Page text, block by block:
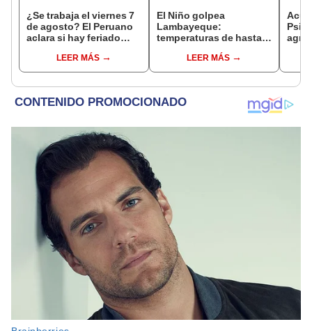
¿Se trabaja el viernes 7
de agosto? El Peruano
aclara si hay feriado
del 6 de agosto
LEER MÁS
El Niño golpea
Lambayeque:
temperaturas de hasta
producción de mango y
palta
LEER MÁS